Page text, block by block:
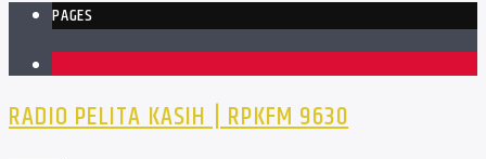
PAGES
RADIO PELITA KASIH | RPKFM 9630